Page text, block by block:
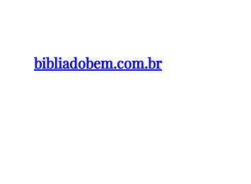
bibliadobem.com.br